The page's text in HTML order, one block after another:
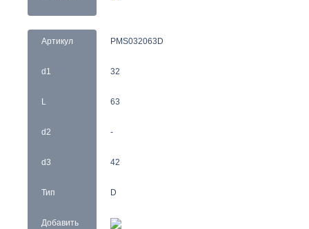
Артикул
d1
L
d2
d3
Тип
Добавить
PMS032063D
32
63
-
42
D